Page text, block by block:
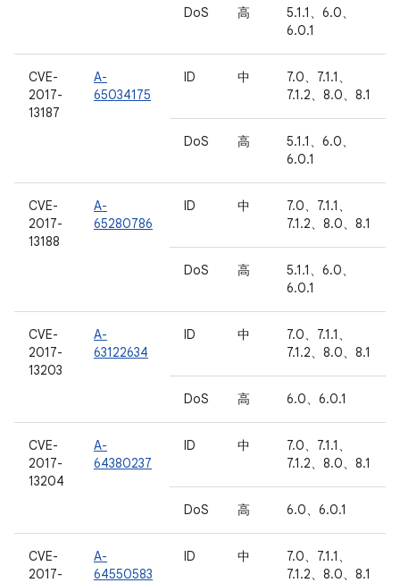
DoS 高
5.1.1、6.0、
6.0.1
CVE-
2017-
13187
A-
65034175
ID 中
7.0、7.1.1、
7.1.2、8.0、8.1
DoS 高
5.1.1、6.0、
6.0.1
CVE-
2017-
13188
A-
65280786
ID 中
7.0、7.1.1、
7.1.2、8.0、8.1
DoS 高
5.1.1、6.0、
6.0.1
CVE-
2017-
13203
A-
63122634
ID 中
7.0、7.1.1、
7.1.2、8.0、8.1
DoS 高 6.0、6.0.1
CVE-
2017-
13204
A-
64380237
ID 中
7.0、7.1.1、
7.1.2、8.0、8.1
DoS 高 6.0、6.0.1
CVE-
2017-
A-
64550583
ID 中
7.0、7.1.1、
7.1.2、8.0、8.1